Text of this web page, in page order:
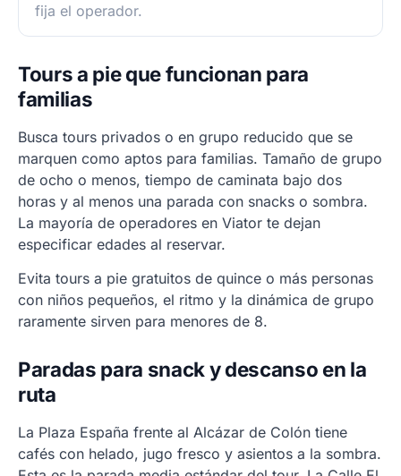
fija el operador.
Tours a pie que funcionan para
familias
Busca tours privados o en grupo reducido que se
marquen como aptos para familias. Tamaño de grupo
de ocho o menos, tiempo de caminata bajo dos
horas y al menos una parada con snacks o sombra.
La mayoría de operadores en Viator te dejan
especificar edades al reservar.
Evita tours a pie gratuitos de quince o más personas
con niños pequeños, el ritmo y la dinámica de grupo
raramente sirven para menores de 8.
Paradas para snack y descanso en la
ruta
La Plaza España frente al Alcázar de Colón tiene
cafés con helado, jugo fresco y asientos a la sombra.